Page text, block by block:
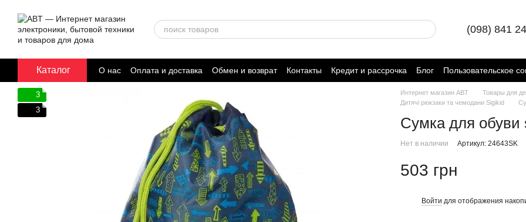
(098) 841
Каталог О нас Оплата и доставка Обмен и возврат Контакты Кредит и рассрочка Блог
Пользовательское
Договор публичной оферты
3
3
Интернет магазин ABT
Товары для
Дитячі рюкзаки та чемодани Sigikid
Сумка для обуви
Нет в наличии Артикул: 24643SK
503 грн
Войти для отображения